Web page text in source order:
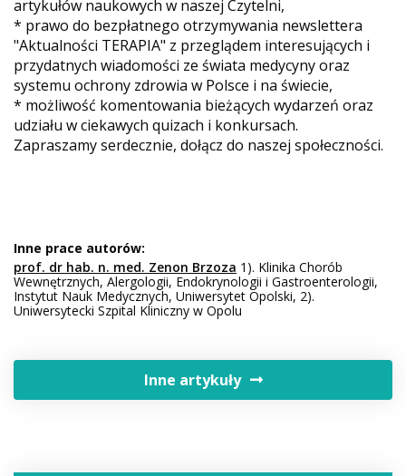
artykułów naukowych w naszej Czytelni,
* prawo do bezpłatnego otrzymywania newslettera
"Aktualności TERAPIA" z przeglądem interesujących i
przydatnych wiadomości ze świata medycyny oraz
systemu ochrony zdrowia w Polsce i na świecie,
* możliwość komentowania bieżących wydarzeń oraz
udziału w ciekawych quizach i konkursach.
Zapraszamy serdecznie, dołącz do naszej społeczności.
Inne prace autorów:
prof. dr hab. n. med. Zenon Brzoza 1). Klinika Chorób
Wewnętrznych, Alergologii, Endokrynologii i Gastroenterologii,
Instytut Nauk Medycznych, Uniwersytet Opolski, 2).
Uniwersytecki Szpital Kliniczny w Opolu
Inne artykuły